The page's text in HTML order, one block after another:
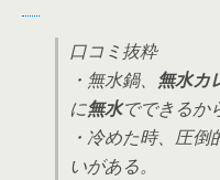
口コミ抜粋
・無水鍋、 無水カ
に無水でできるか
・冷めた時、圧
いがある。